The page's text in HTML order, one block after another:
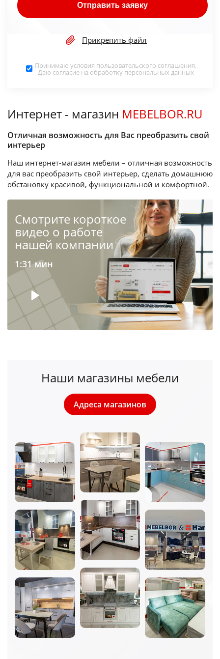
Отправить заявку
Прикрепить файл
Принимаю условия пользовательского соглашения.
Даю согласие на обработку персональных данных
Интернет - магазин MEBELBOR.RU
Отличная возможность для Вас преобразить свой
интерьер
Наш интернет-магазин мебели – отличная возможность
для вас преобразить свой интерьер, сделать домашнюю
обстановку красивой, функциональной и комфортной.
Cмотрите короткое
видео о работе
нашей компании
1:31 мин
Наши магазины мебели
Адреса магазинов